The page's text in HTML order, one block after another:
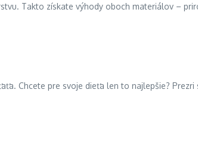
Takto získate výhody oboch materiálov –
Chcete pre svoje dieťa len to najlepšie?